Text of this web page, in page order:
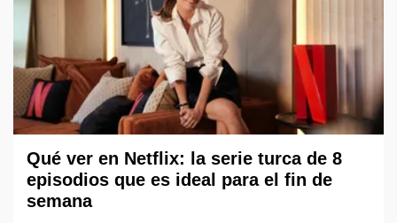
Qué ver en Netflix: la serie turca de 8
episodios que es ideal para el fin de
semana